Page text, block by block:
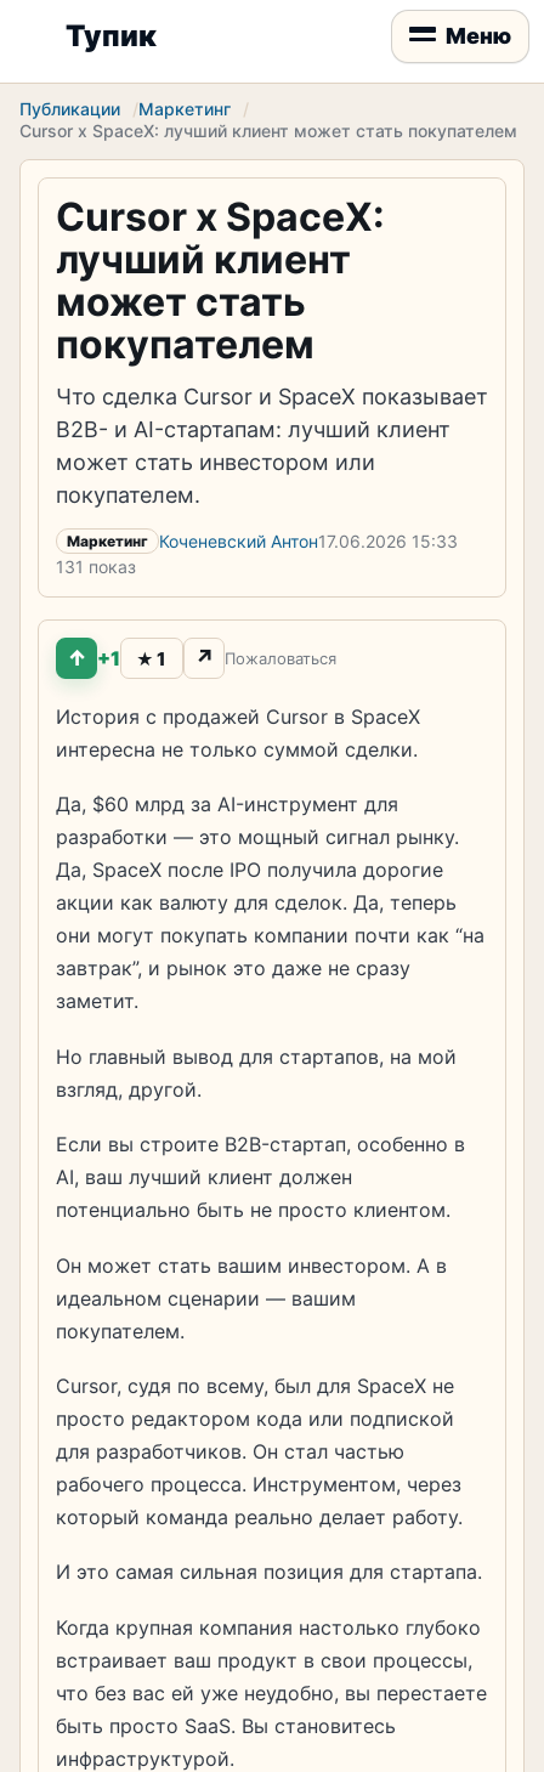
Тупик Меню
Публикации
Маркетинг
Cursor x SpaceX: лучший клиент может стать покупателем
Cursor x SpaceX:
лучший клиент
может стать
покупателем
Что сделка Cursor и SpaceX показывает
B2B- и AI-стартапам: лучший клиент
может стать инвестором или
покупателем.
Маркетинг Коченевский Антон17.06.2026 15:33
131 показ
↑ +1 ★ 1 ↗ Пожаловаться
История с продажей Cursor в SpaceX
интересна не только суммой сделки.
Да, $60 млрд за AI-инструмент для
разработки — это мощный сигнал рынку.
Да, SpaceX после IPO получила дорогие
акции как валюту для сделок. Да, теперь
они могут покупать компании почти как “на
завтрак”, и рынок это даже не сразу
заметит.
Но главный вывод для стартапов, на мой
взгляд, другой.
Если вы строите B2B-стартап, особенно в
AI, ваш лучший клиент должен
потенциально быть не просто клиентом.
Он может стать вашим инвестором. А в
идеальном сценарии — вашим
покупателем.
Cursor, судя по всему, был для SpaceX не
просто редактором кода или подпиской
для разработчиков. Он стал частью
рабочего процесса. Инструментом, через
который команда реально делает работу.
И это самая сильная позиция для стартапа.
Когда крупная компания настолько глубоко
встраивает ваш продукт в свои процессы,
что без вас ей уже неудобно, вы перестаете
быть просто SaaS. Вы становитесь
инфраструктурой.